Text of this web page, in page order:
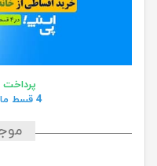
4 قسط ماهیانه بدون کارمزد